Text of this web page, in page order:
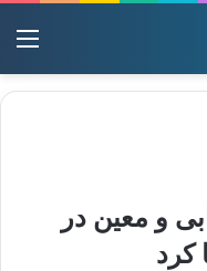
و معین در
کرد